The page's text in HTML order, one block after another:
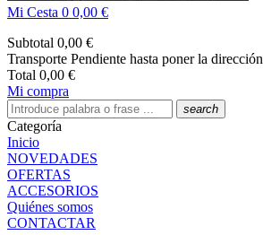
Mi Cesta 0 0,00 €
Subtotal 0,00 €
Transporte Pendiente hasta poner la dirección
Total 0,00 €
Mi compra
search
Categoría
Inicio
NOVEDADES
OFERTAS
ACCESORIOS
Quiénes somos
CONTACTAR